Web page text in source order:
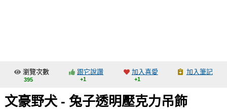
交流中心
攤位轉讓區
瀏覽次數
395
跟它說讚
+1
加入喜愛
+1
加入筆記
文豪野犬 - 兔子透明壓克力吊飾